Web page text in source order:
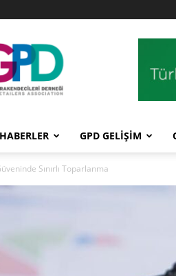
GPD
HABERLER GPD GELİŞİM
Sınırlı Toparlanma